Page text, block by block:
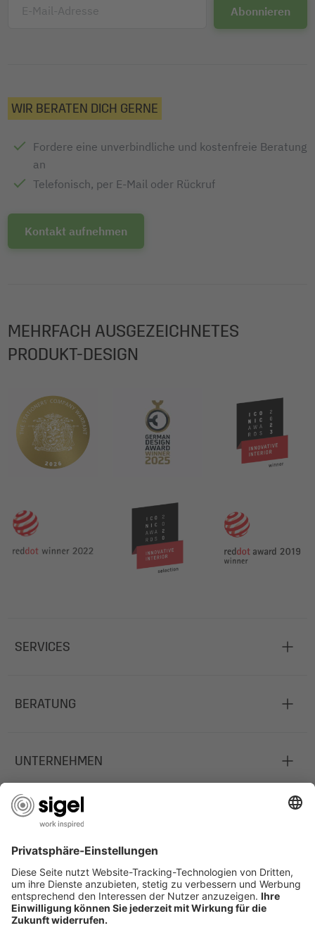
E-Mail-Adresse
WIR BERATEN DICH GERNE
Fordere eine unverbindliche und kostenfreie Beratung
an
Telefonisch, per E-Mail oder Rückruf
Kontakt aufnehmen
MEHRFACH AUSGEZEICHNETES
PRODUKT-DESIGN
SERVICES
BERATUNG
UNTERNEHMEN
JOBS
INFORMATIONEN